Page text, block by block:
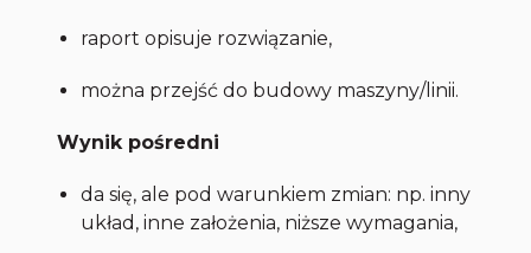
raport opisuje rozwiązanie,
można przejść do budowy maszyny/linii.
Wynik pośredni
da się, ale pod warunkiem zmian: np. inny
układ, inne założenia, niższe wymagania,